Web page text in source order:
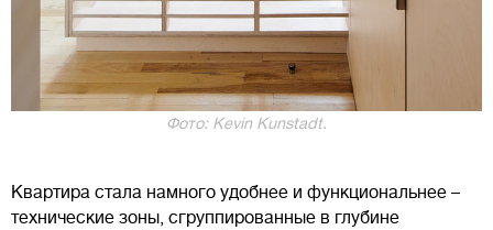
Фото: Kevin Kunstadt.
Квартира стала намного удобнее и функциональнее –
технические зоны, сгруппированные в глубине